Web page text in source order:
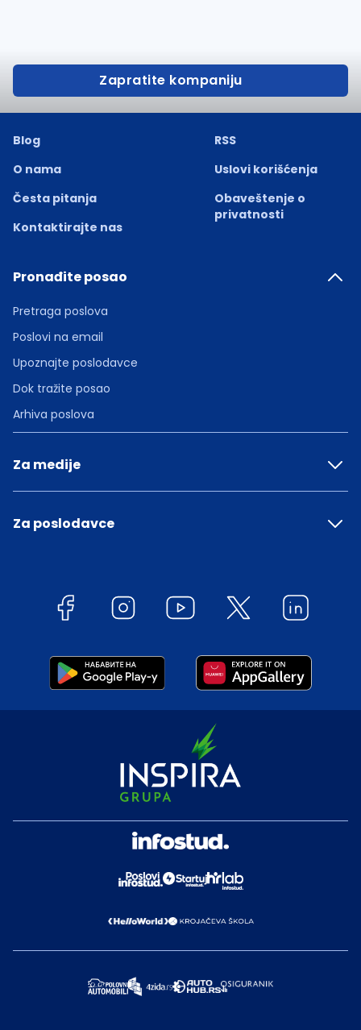
Zapratite kompaniju
Blog
O nama
Česta pitanja
Kontaktirajte nas
RSS
Uslovi korišćenja
Obaveštenje o
privatnosti
Pronađite posao
Pretraga poslova
Poslovi na email
Upoznajte poslodavce
Dok tražite posao
Arhiva poslova
Za medije
Za poslodavce